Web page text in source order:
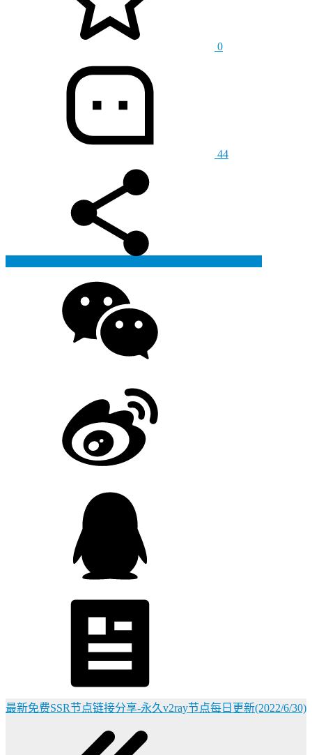
0
44
最新免费SSR节点链接分享-永久v2ray节点每日更新(2022/6/30)